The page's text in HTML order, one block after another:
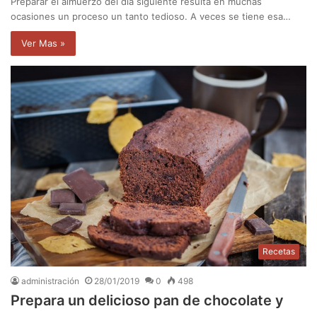
ocasiones un proceso un tanto tedioso. A veces se tiene esa…
Ver Mas »
Recetas
administración 28/01/2019 0 498
Prepara un delicioso pan de chocolate y